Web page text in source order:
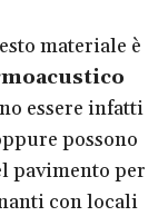
materiale è
essere infatti
possono
pavimento per
con locali